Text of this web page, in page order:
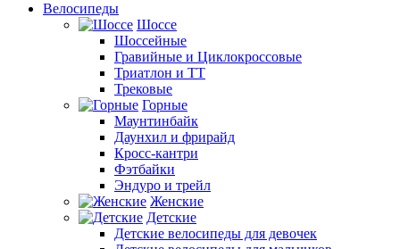
Велосипеды
Шоссе
Шоссейные
Гравийные и Циклокроссовые
Триатлон и ТТ
Трековые
Горные
Маунтинбайк
Даунхил и фрирайд
Кросс-кантри
Фэтбайки
Эндуро и трейл
Женские
Детские
Детские велосипеды для девочек